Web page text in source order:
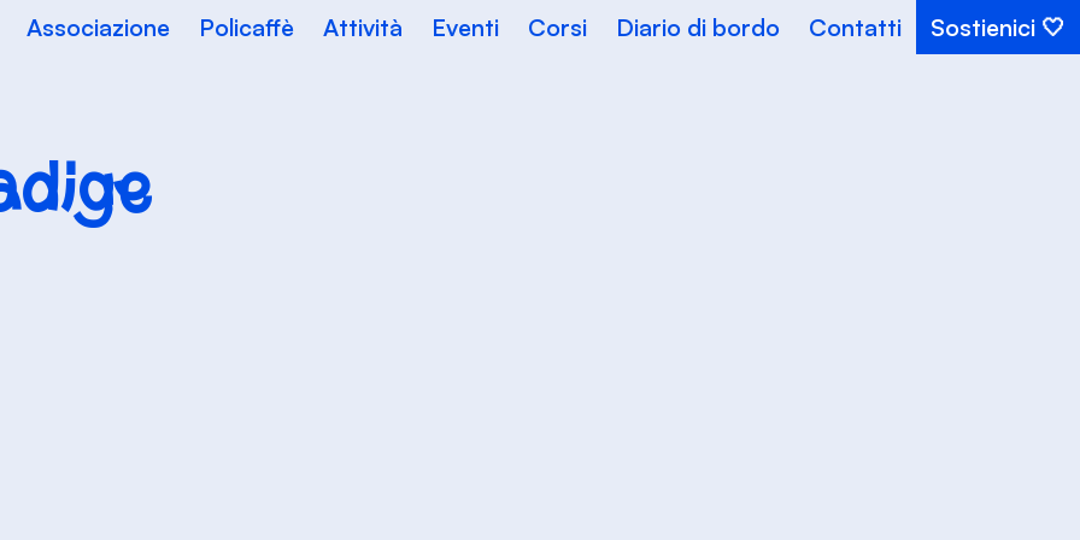
Associazione Policaffè Attività Eventi Corsi Diario di bordo Contatti Sostienici